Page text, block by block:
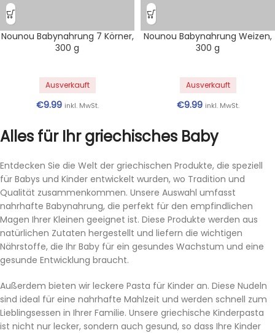
Nounou Babynahrung 7 Körner,
300 g
Ausverkauft
€9.99 inkl. MwSt.
Nounou Babynahrung Weizen,
300 g
Ausverkauft
€9.99 inkl. MwSt.
Alles für Ihr griechisches Baby
Entdecken Sie die Welt der griechischen Produkte, die speziell
für Babys und Kinder entwickelt wurden, wo Tradition und
Qualität zusammenkommen. Unsere Auswahl umfasst
nahrhafte Babynahrung, die perfekt für den empfindlichen
Magen Ihrer Kleinen geeignet ist. Diese Produkte werden aus
natürlichen Zutaten hergestellt und liefern die wichtigen
Nährstoffe, die Ihr Baby für ein gesundes Wachstum und eine
gesunde Entwicklung braucht.
Außerdem bieten wir leckere Pasta für Kinder an. Diese Nudeln
sind ideal für eine nahrhafte Mahlzeit und werden schnell zum
Lieblingsessen in Ihrer Familie. Unsere griechische Kinderpasta
ist nicht nur lecker, sondern auch gesund, so dass Ihre Kinder